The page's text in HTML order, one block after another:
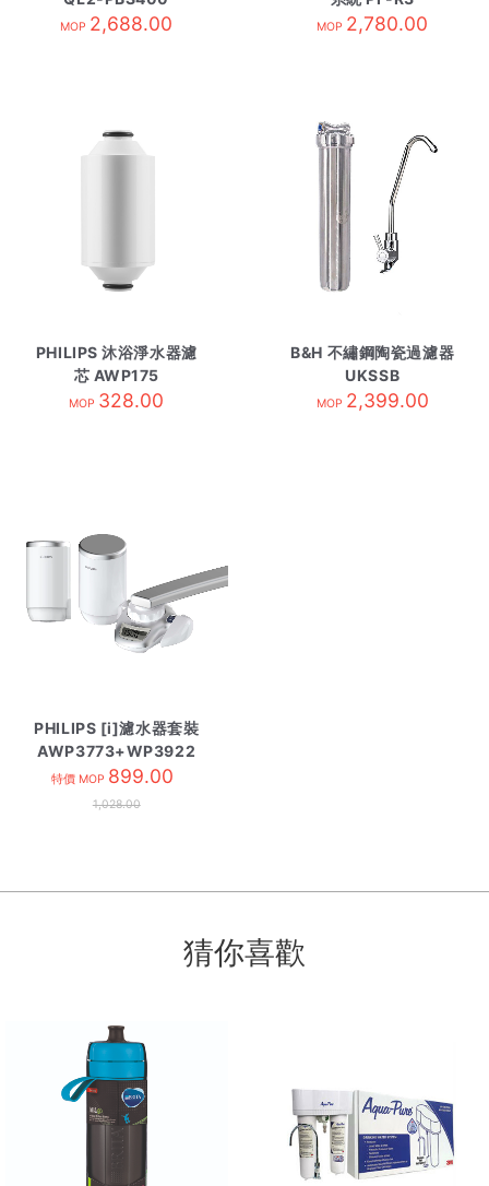
MOP 2,688.00 MOP 2,780.00
PHILIPS 沐浴淨水器濾
芯 AWP175
MOP 328.00
B&H 不繡鋼陶瓷過濾器
UKSSB
MOP 2,399.00
PHILIPS [i]濾水器套裝
AWP3773+WP3922
特價 MOP 899.00
1,028.00
猜你喜歡